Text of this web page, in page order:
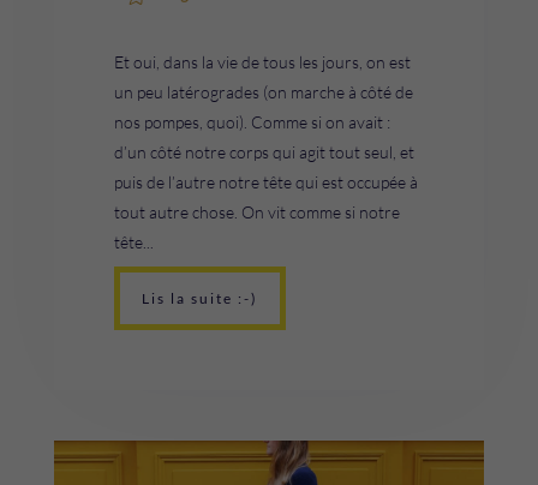
Et oui, dans la vie de tous les jours, on est
un peu latérogrades (on marche à côté de
nos pompes, quoi). Comme si on avait :
d’un côté notre corps qui agit tout seul, et
puis de l’autre notre tête qui est occupée à
tout autre chose. On vit comme si notre
tête...
Lis la suite :-)